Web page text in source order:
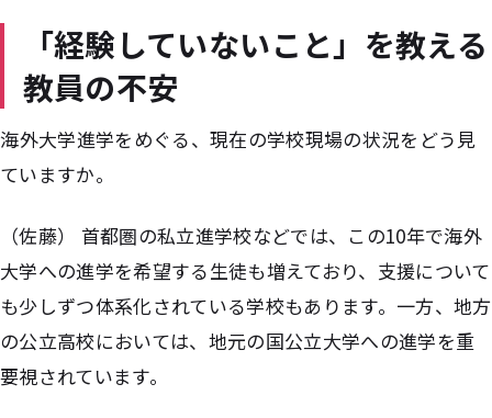
「経験していないこと」を教える
教員の不安
――海外大学進学をめぐる、現在の学校現場の状況をどう見
ていますか。
（佐藤） 首都圏の私立進学校などでは、この10年で海外
大学への進学を希望する生徒も増えており、支援について
も少しずつ体系化されている学校もあります。一方、地方
の公立高校においては、地元の国公立大学への進学を重
要視されています。